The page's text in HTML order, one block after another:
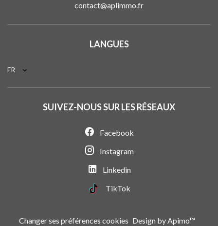
contact@aplimmo.fr
LANGUES
FR
SUIVEZ-NOUS SUR LES RÉSEAUX
Facebook
Instagram
Linkedin
TikTok
Changer ses préférences cookies Design byApimo™